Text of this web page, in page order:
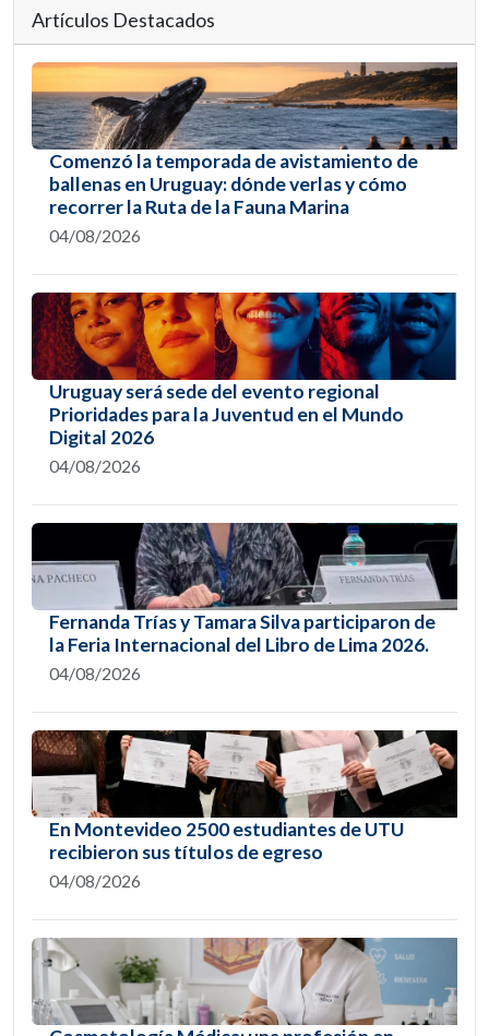
Artículos Destacados
Comenzó la temporada de avistamiento de
ballenas en Uruguay: dónde verlas y cómo
recorrer la Ruta de la Fauna Marina
04/08/2026
Uruguay será sede del evento regional
Prioridades para la Juventud en el Mundo
Digital 2026
04/08/2026
Fernanda Trías y Tamara Silva participaron de
la Feria Internacional del Libro de Lima 2026.
04/08/2026
En Montevideo 2500 estudiantes de UTU
recibieron sus títulos de egreso
04/08/2026